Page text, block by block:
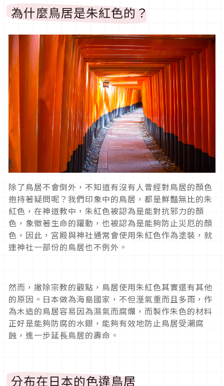
為什麼鳥居是朱紅色的？
除了鳥居不會倒外，不知道有沒有人曾經對鳥居的顏色
抱持著疑問呢？我們印象中的鳥居，都是鮮豔無比的朱
紅色，在神道教中，朱紅色被認為是能對抗邪力的顏
色，象徵著生命的躍動，也被認為是能夠防止災厄的顏
色，因此，宮殿與神社通常會使用朱紅色作為塗裝，就
連神社一部份的鳥居也不例外。
然而，撇除宗教的觀點，鳥居使用朱紅色其實還有其他
的原因。日本做為海島國家，不但溼氣重而且多雨，作
為木造的鳥居容易因為濕氣而腐爛，而製作朱色的材料
正好是能夠防腐的水銀，能夠有效地防止鳥居受潮腐
蝕，進一步延長鳥居的壽命。
分布在日本的色違鳥居